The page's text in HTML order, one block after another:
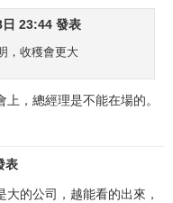
23:44 發表
，收穫會更大
，總經理是不能在場的。
表
的公司，越能看的出來，